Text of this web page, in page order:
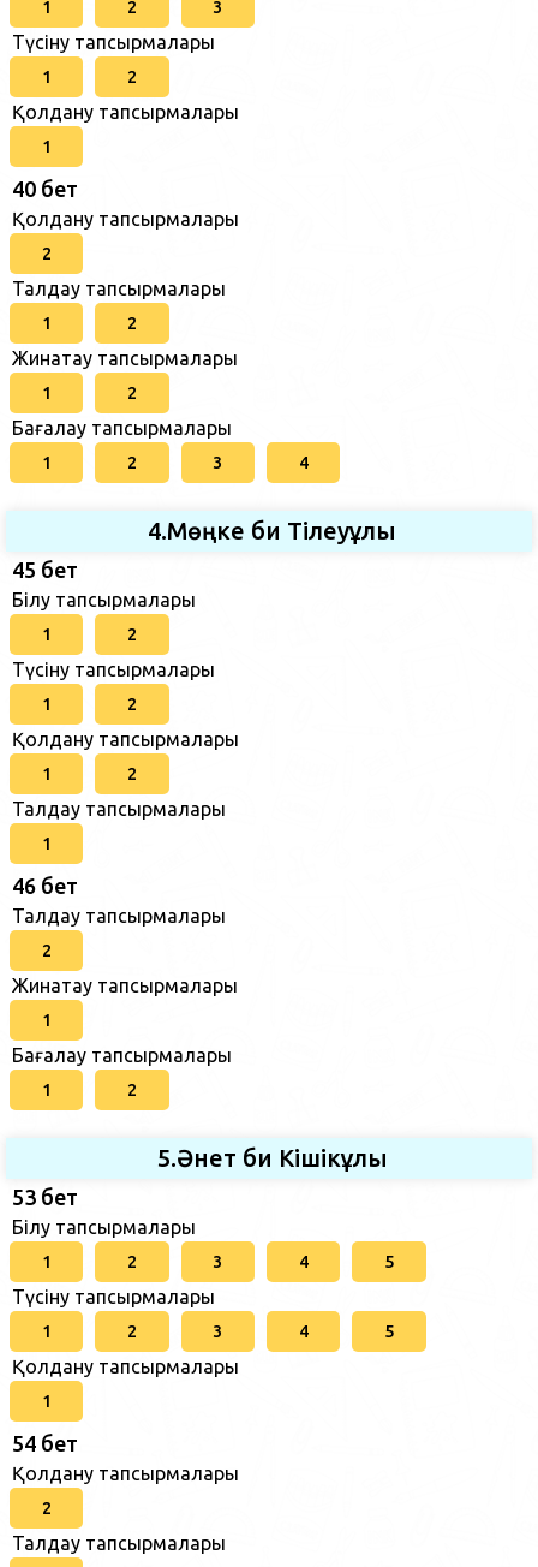
1 2 3
Түсіну тапсырмалары
1 2
Қолдану тапсырмалары
1
40 бет
Қолдану тапсырмалары
2
Талдау тапсырмалары
1 2
Жинақтау тапсырмалары
1 2
Бағалау тапсырмалары
1 2 3 4
4.Мөңке би Тілеуұлы
45 бет
Білу тапсырмалары
1 2
Түсіну тапсырмалары
1 2
Қолдану тапсырмалары
1 2
Талдау тапсырмалары
1
46 бет
Талдау тапсырмалары
2
Жинақтау тапсырмалары
1
Бағалау тапсырмалары
1 2
5.Әнет би Кішікұлы
53 бет
Білу тапсырмалары
1 2 3 4 5
Түсіну тапсырмалары
1 2 3 4 5
Қолдану тапсырмалары
1
54 бет
Қолдану тапсырмалары
2
Талдау тапсырмалары